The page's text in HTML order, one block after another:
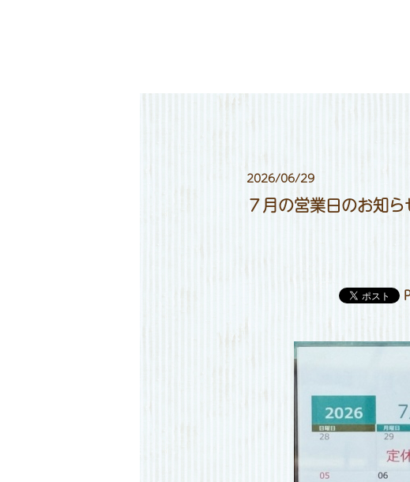
2026/06/29
７月の営業日のお知ら